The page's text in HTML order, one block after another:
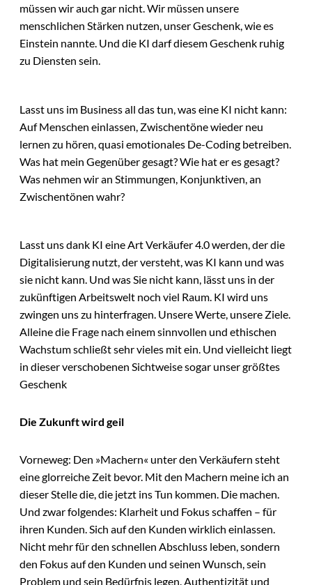
müssen wir auch gar nicht. Wir müssen unsere
menschlichen Stärken nutzen, unser Geschenk, wie es
Einstein nannte. Und die KI darf diesem Geschenk ruhig
zu Diensten sein.
Lasst uns im Business all das tun, was eine KI nicht kann:
Auf Menschen einlassen, Zwischentöne wieder neu
lernen zu hören, quasi emotionales De-Coding betreiben.
Was hat mein Gegenüber gesagt? Wie hat er es gesagt?
Was nehmen wir an Stimmungen, Konjunktiven, an
Zwischentönen wahr?
Lasst uns dank KI eine Art Verkäufer 4.0 werden, der die
Digitalisierung nutzt, der versteht, was KI kann und was
sie nicht kann. Und was Sie nicht kann, lässt uns in der
zukünftigen Arbeitswelt noch viel Raum. KI wird uns
zwingen uns zu hinterfragen. Unsere Werte, unsere Ziele.
Alleine die Frage nach einem sinnvollen und ethischen
Wachstum schließt sehr vieles mit ein. Und vielleicht liegt
in dieser verschobenen Sichtweise sogar unser größtes
Geschenk
Die Zukunft wird geil
Vorneweg: Den »Machern« unter den Verkäufern steht
eine glorreiche Zeit bevor. Mit den Machern meine ich an
dieser Stelle die, die jetzt ins Tun kommen. Die machen.
Und zwar folgendes: Klarheit und Fokus schaffen – für
ihren Kunden. Sich auf den Kunden wirklich einlassen.
Nicht mehr für den schnellen Abschluss leben, sondern
den Fokus auf den Kunden und seinen Wunsch, sein
Problem und sein Bedürfnis legen. Authentizität und